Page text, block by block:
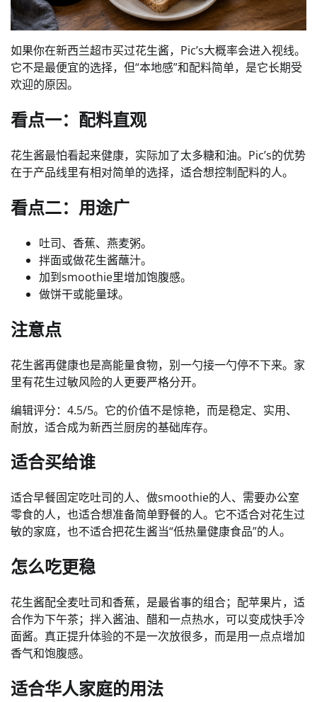
如果你在新西兰超市买过花生酱，Pic’s大概率会进入视线。
它不是最便宜的选择，但“本地感”和配料简单，是它长期受
欢迎的原因。
看点一：配料直观
花生酱最怕看起来健康，实际加了太多糖和油。Pic’s的优势
在于产品线里有相对简单的选择，适合想控制配料的人。
看点二：用途广
吐司、香蕉、燕麦粥。
拌面或做花生酱蘸汁。
加到smoothie里增加饱腹感。
做饼干或能量球。
注意点
花生酱再健康也是高能量食物，别一勺接一勺停不下来。家
里有花生过敏风险的人更要严格分开。
编辑评分：4.5/5。它的价值不是惊艳，而是稳定、实用、
耐放，适合成为新西兰厨房的基础库存。
适合买给谁
适合早餐固定吃吐司的人、做smoothie的人、需要办公室
零食的人，也适合想准备简单野餐的人。它不适合对花生过
敏的家庭，也不适合把花生酱当“低热量健康食品”的人。
怎么吃更稳
花生酱配全麦吐司和香蕉，是最省事的组合；配苹果片，适
合作为下午茶；拌入酱油、醋和一点热水，可以变成快手冷
面酱。真正提升体验的不是一次放很多，而是用一点点增加
香气和饱腹感。
适合华人家庭的用法